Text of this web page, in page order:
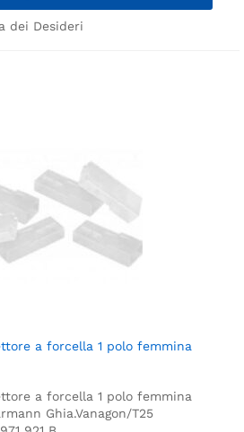
dei Desideri
a forcella 1 polo femmina
a forcella 1 polo femmina
Ghia.Vanagon/T25